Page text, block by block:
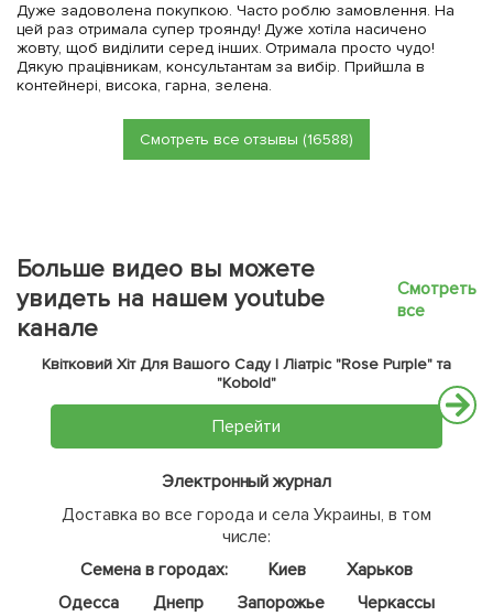
Дуже задоволена покупкою. Часто роблю замовлення. На
цей раз отримала супер троянду! Дуже хотіла насичено
жовту, щоб виділити серед інших. Отримала просто чудо!
Дякую працівникам, консультантам за вибір. Прийшла в
контейнері, висока, гарна, зелена.
Смотреть все отзывы (16588)
Больше видео вы можете
увидеть на нашем youtube
канале
Смотреть
все
Квітковий Хіт Для Вашого Саду | Ліатріс "Rose Purple" та
"Kobold"
Перейти
Электронный журнал
Доставка во все города и села Украины, в том
числе:
Семена в городах:
Киев
Харьков
Одесса
Днепр Запорожье
Черкассы